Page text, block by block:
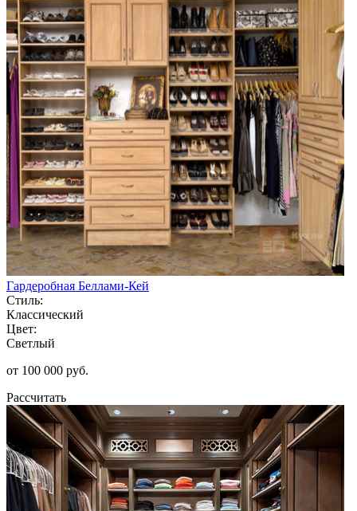
Гардеробная Беллами-Кей
Стиль:
Классический
Цвет:
Светлый
от 100 000 руб.
Рассчитать